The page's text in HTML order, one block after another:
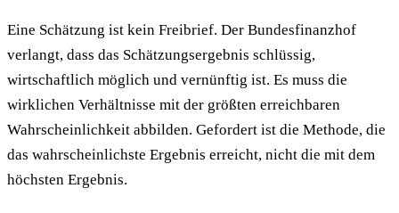
Eine Schätzung ist kein Freibrief. Der Bundesfinanzhof
verlangt, dass das Schätzungsergebnis schlüssig,
wirtschaftlich möglich und vernünftig ist. Es muss die
wirklichen Verhältnisse mit der größten erreichbaren
Wahrscheinlichkeit abbilden. Gefordert ist die Methode, die
das wahrscheinlichste Ergebnis erreicht, nicht die mit dem
höchsten Ergebnis.